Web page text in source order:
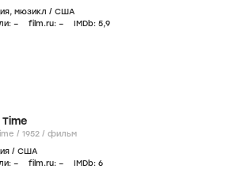
, мюзикл / США
– film.ru: – IMDb: 5,9
First Time / 1952 / фильм
/ США
– film.ru: – IMDb: 6